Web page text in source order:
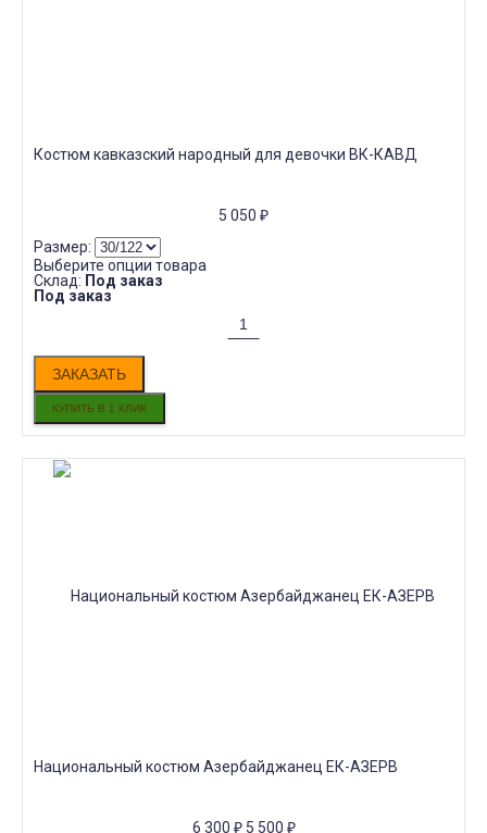
Костюм кавказский народный для девочки ВК-КАВД
5 050 ₽
Размер:
Выберите опции товара
Склад: Под заказ
Под заказ
ЗАКАЗАТЬ
Национальный костюм Азербайджанец ЕК-АЗЕРВ
6 300 ₽ 5 500 ₽